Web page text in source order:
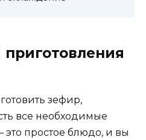
зефир,
все необходимые
простое блюдо, и вы